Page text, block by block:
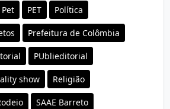
Pet PET Política
Prefeitura de Colômbia
PUblieditorial
show Religião
SAAE Barreto